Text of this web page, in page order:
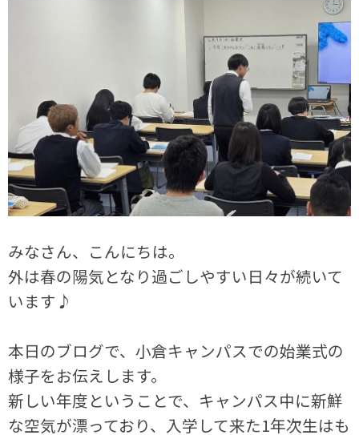
みなさん、こんにちは。
外は春の陽気となり過ごしやすい日々が続いて
います♪
本日のブログで、小倉キャンパスでの始業式の
様子をお伝えします。
新しい年度ということで、キャンパス中に新鮮
な空気が漂っており、入学して来た1年次生はも